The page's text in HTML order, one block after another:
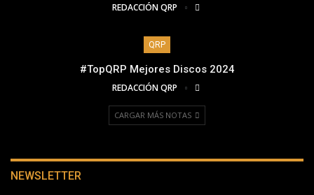
REDACCIÓN QRP
QRP
#TopQRP Mejores Discos 2024
REDACCIÓN QRP
CARGAR MÁS NOTAS
NEWSLETTER